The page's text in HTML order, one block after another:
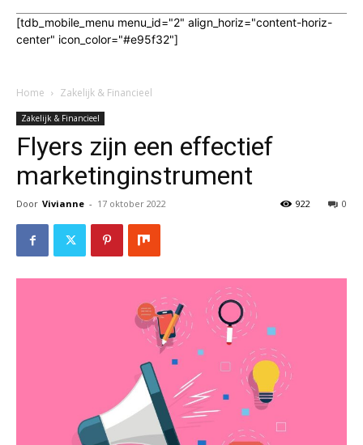
[tdb_mobile_menu menu_id="2" align_horiz="content-horiz-
center" icon_color="#e95f32"]
Home Zakelijk & Financieel
Zakelijk & Financieel
Flyers zijn een effectief
marketinginstrument
Door Vivianne - 17 oktober 2022 0
922